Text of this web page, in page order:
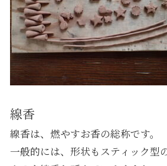
線香
線香は、燃やすお香の総称です。
一般的には、形状もスティック型